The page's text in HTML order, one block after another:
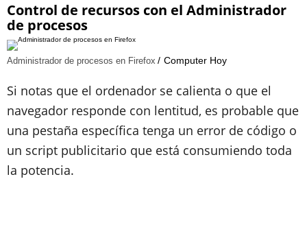
Control de recursos con el Administrador
de procesos
Administrador de procesos en Firefox Computer Hoy
Si notas que el ordenador se calienta o que el
navegador responde con lentitud, es probable que
una pestaña específica tenga un error de código o
un script publicitario que está consumiendo toda
la potencia.